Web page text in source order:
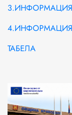
3.ИНФОРМАЦИЯ
4.ИНФОРМАЦИЯ
ТАБЕЛА